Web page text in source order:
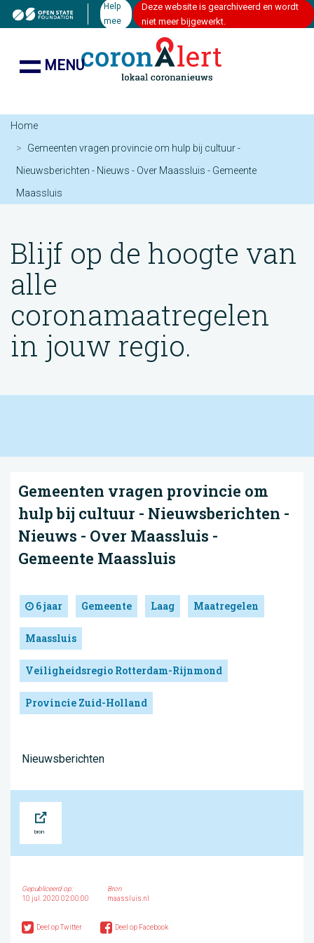
Help
mee
Deze website is gearchiveerd en wordt
niet meer bijgewerkt.
MENU
Home
Gemeenten vragen provincie om hulp bij cultuur -
Nieuwsberichten - Nieuws - Over Maassluis - Gemeente
Maassluis
Blijf op de hoogte van
alle
coronamaatregelen
in jouw regio.
Gemeenten vragen provincie om
hulp bij cultuur - Nieuwsberichten -
Nieuws - Over Maassluis -
Gemeente Maassluis
6 jaar Gemeente Laag Maatregelen
Maassluis
Veiligheidsregio Rotterdam-Rijnmond
Provincie Zuid-Holland
Nieuwsberichten
Gepubliceerd op:
10 jul. 2020 02:00:00
Bron
maassluis.nl
Deel op Twitter Deel op Facebook